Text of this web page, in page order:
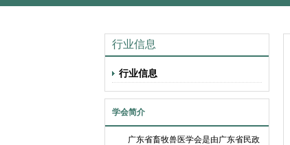
行业信息
行业信息
学会简介
广东省畜牧兽医学会是由广东省民政